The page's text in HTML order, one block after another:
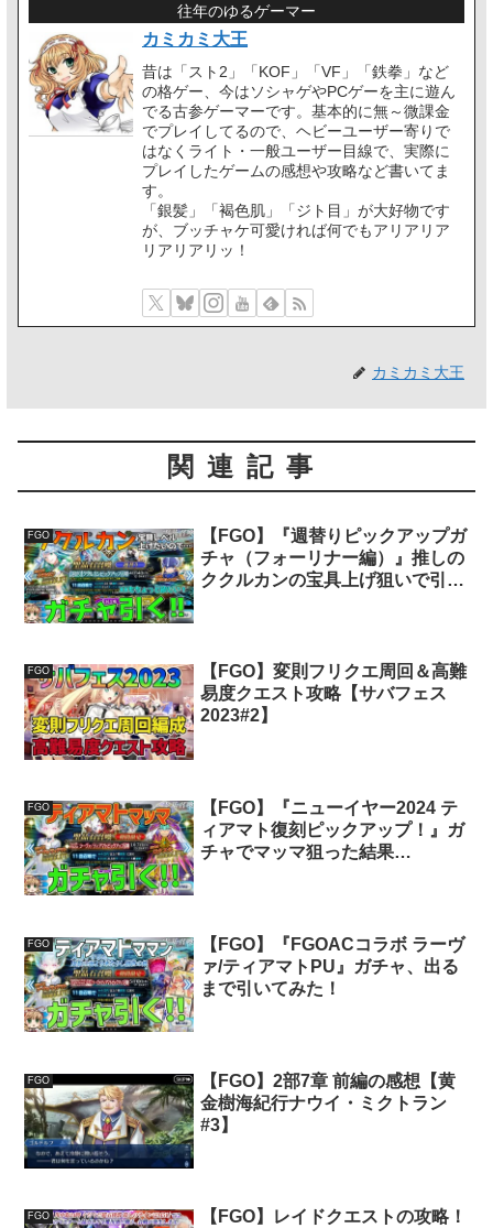
往年のゆるゲーマー
カミカミ大王
昔は「スト2」「KOF」「VF」「鉄拳」など
の格ゲー、今はソシャゲやPCゲーを主に遊ん
でる古参ゲーマーです。基本的に無～微課金
でプレイしてるので、ヘビーユーザー寄りで
はなくライト・一般ユーザー目線で、実際に
プレイしたゲームの感想や攻略など書いてま
す。
「銀髪」「褐色肌」「ジト目」が大好物です
が、ブッチャケ可愛ければ何でもアリアリア
リアリアリッ！
カミカミ大王
関連記事
FGO
【FGO】『週替りピックアップガ
チャ（フォーリナー編）』推しの
ククルカンの宝具上げ狙いで引い
FGO
【FGO】変則フリクエ周回＆高難
易度クエスト攻略【サバフェス
2023#2】
FGO
【FGO】『ニューイヤー2024 テ
ィアマト復刻ピックアップ！』ガ
チャでマッマ狙った結果…
FGO
【FGO】『FGOACコラボ ラーヴ
ァ/ティアマトPU』ガチャ、出る
まで引いてみた！
FGO
【FGO】2部7章 前編の感想【黄
金樹海紀行ナウイ・ミクトラン
#3】
FGO
【FGO】レイドクエストの攻略！